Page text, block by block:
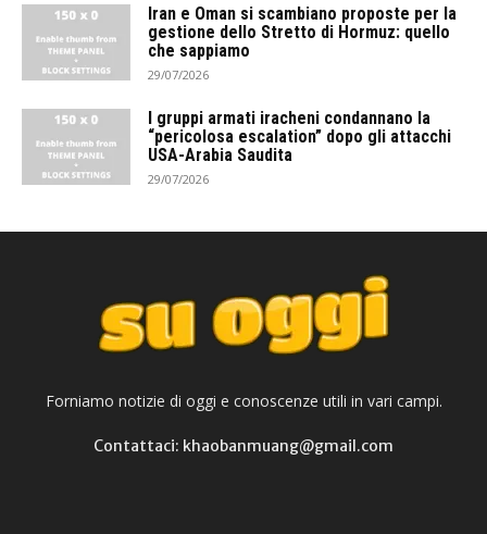
Iran e Oman si scambiano proposte per la
gestione dello Stretto di Hormuz: quello
che sappiamo
29/07/2026
I gruppi armati iracheni condannano la
“pericolosa escalation” dopo gli attacchi
USA-Arabia Saudita
29/07/2026
Forniamo notizie di oggi e conoscenze utili in vari campi.
Contattaci: khaobanmuang@gmail.com